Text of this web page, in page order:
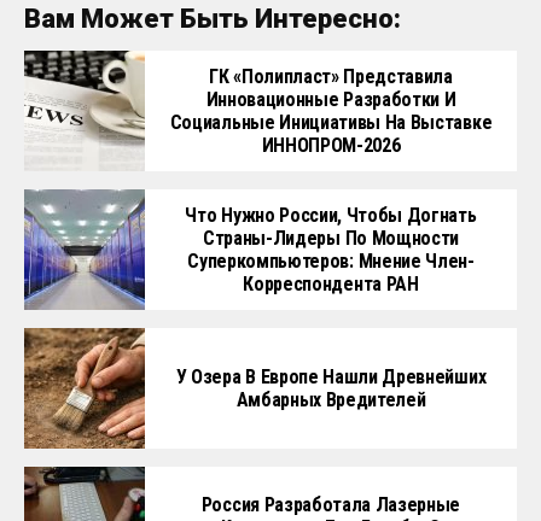
Вам Может Быть Интересно:
ГК «Полипласт» Представила
Инновационные Разработки И
Социальные Инициативы На Выставке
ИННОПРОМ-2026
Что Нужно России, Чтобы Догнать
Страны-Лидеры По Мощности
Суперкомпьютеров: Мнение Член-
Корреспондента РАН
У Озера В Европе Нашли Древнейших
Амбарных Вредителей
Россия Разработала Лазерные